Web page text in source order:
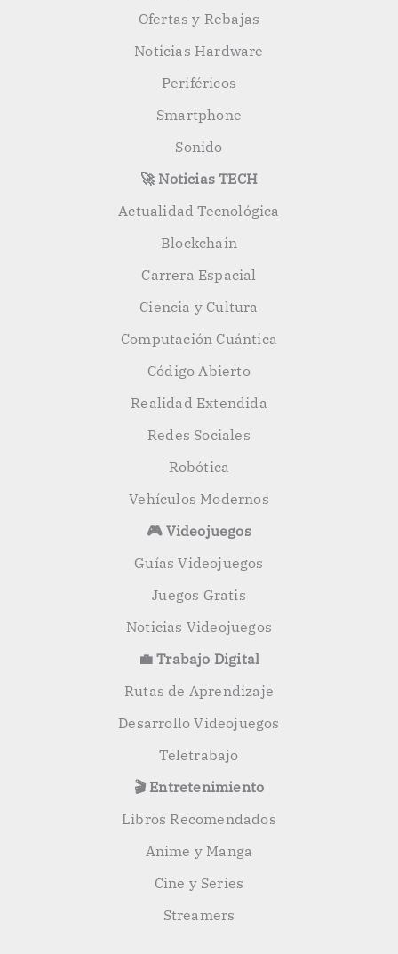
Ofertas y Rebajas
Noticias Hardware
Periféricos
Smartphone
Sonido
🚀 Noticias TECH
Actualidad Tecnológica
Blockchain
Carrera Espacial
Ciencia y Cultura
Computación Cuántica
Código Abierto
Realidad Extendida
Redes Sociales
Robótica
Vehículos Modernos
🎮 Videojuegos
Guías Videojuegos
Juegos Gratis
Noticias Videojuegos
💼 Trabajo Digital
Rutas de Aprendizaje
Desarrollo Videojuegos
Teletrabajo
🎬 Entretenimiento
Libros Recomendados
Anime y Manga
Cine y Series
Streamers